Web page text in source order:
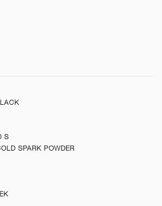
S
SPARK POWDER